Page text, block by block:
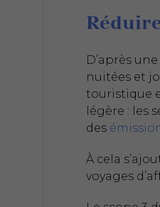
D’après
nuitées et
touristique
légère : les
des
À cela
voyages